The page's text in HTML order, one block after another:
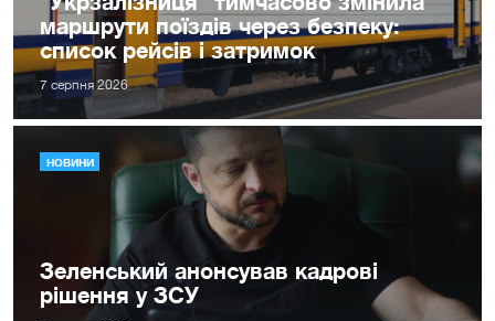
маршрути поїздів через безпеку:
список рейсів і затримок
7 серпня 2026
НОВИНИ
Зеленський анонсував кадрові
рішення у ЗСУ